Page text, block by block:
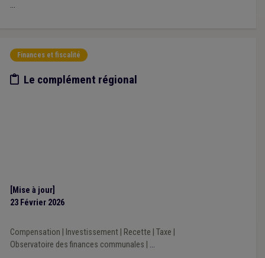
...
Finances et fiscalité
Etude/chiffres
Le complément régional
[Mise à jour]
23 Février 2026
Compensation Investissement| Recette Taxe
Observatoire des finances communales
...